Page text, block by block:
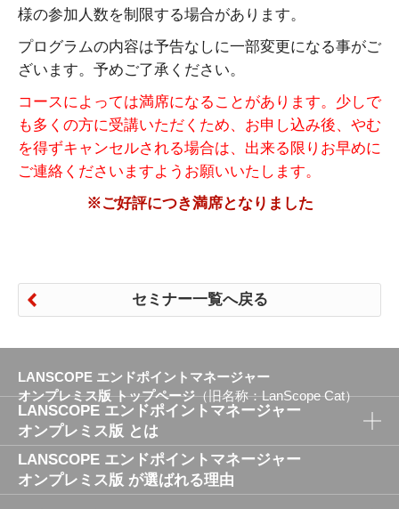
様の参加人数を制限する場合があります。
プログラムの内容は予告なしに一部変更になる事がご
ざいます。予めご了承ください。
コースによっては満席になることがあります。少しで
も多くの方に受講いただくため、お申し込み後、やむ
を得ずキャンセルされる場合は、出来る限りお早めに
ご連絡くださいますようお願いいたします。
※ご好評につき満席となりました
セミナー一覧へ戻る
LANSCOPE エンドポイントマネージャー
オンプレミス版 トップページ（旧名称：LanScope Cat）
LANSCOPE エンドポイントマネージャー
オンプレミス版 とは
LANSCOPE エンドポイントマネージャー
オンプレミス版 とは
LANSCOPE エンドポイントマネージャー
オンプレミス版 が選ばれる理由